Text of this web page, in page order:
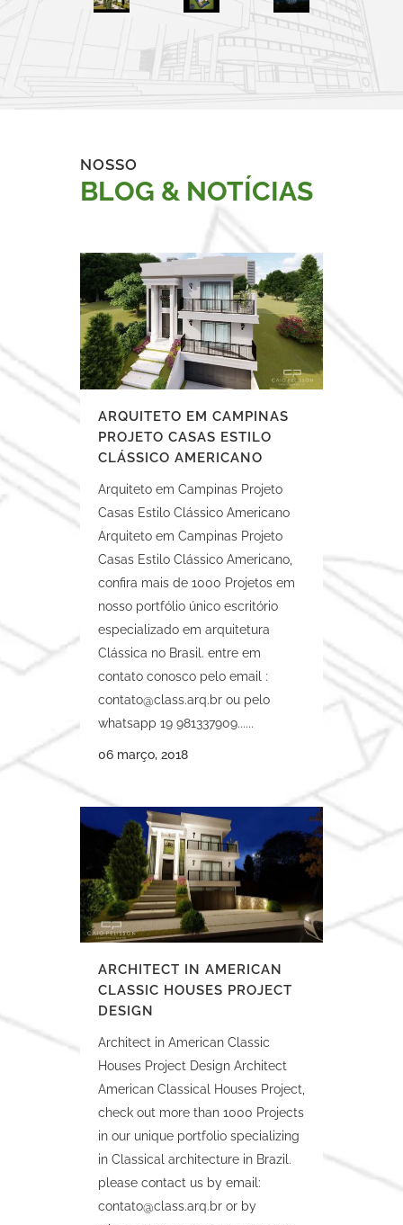
NOSSO
BLOG & NOTÍCIAS
ARQUITETO EM CAMPINAS
PROJETO CASAS ESTILO
CLÁSSICO AMERICANO
Arquiteto em Campinas Projeto
Casas Estilo Clássico Americano
Arquiteto em Campinas Projeto
Casas Estilo Clássico Americano,
confira mais de 1000 Projetos em
nosso portfólio único escritório
especializado em arquitetura
Clássica no Brasil. entre em
contato conosco pelo email :
contato@class.arq.br ou pelo
whatsapp 19 981337909......
06 março, 2018
ARCHITECT IN AMERICAN
CLASSIC HOUSES PROJECT
DESIGN
Architect in American Classic
Houses Project Design Architect
American Classical Houses Project,
check out more than 1000 Projects
in our unique portfolio specializing
in Classical architecture in Brazil.
please contact us by email:
contato@class.arq.br or by